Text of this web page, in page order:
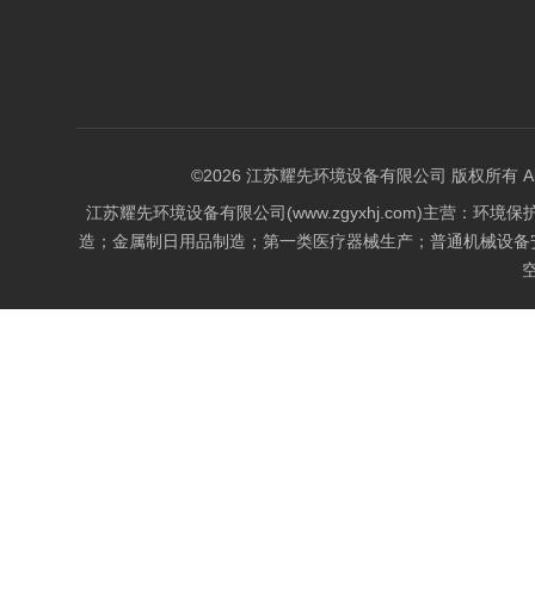
©2026 江苏耀先环境设备有限公司 版权所有
江苏耀先环境设备有限公司(www.zgyxhj.com)主营：环境
造；金属制日用品制造；第一类医疗器械生产；普通机械设